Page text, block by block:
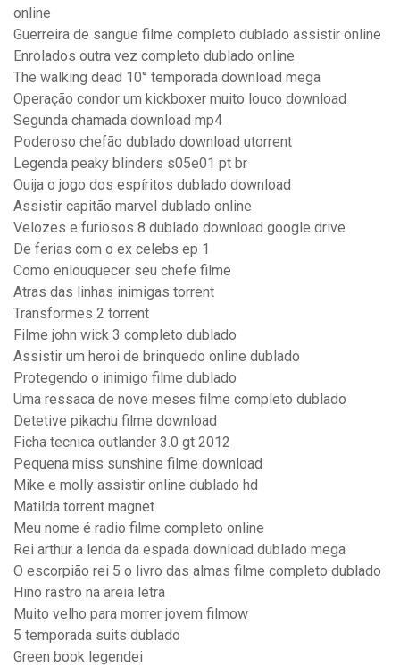
online
Guerreira de sangue filme completo dublado assistir online
Enrolados outra vez completo dublado online
The walking dead 10° temporada download mega
Operação condor um kickboxer muito louco download
Segunda chamada download mp4
Poderoso chefão dublado download utorrent
Legenda peaky blinders s05e01 pt br
Ouija o jogo dos espíritos dublado download
Assistir capitão marvel dublado online
Velozes e furiosos 8 dublado download google drive
De ferias com o ex celebs ep 1
Como enlouquecer seu chefe filme
Atras das linhas inimigas torrent
Transformes 2 torrent
Filme john wick 3 completo dublado
Assistir um heroi de brinquedo online dublado
Protegendo o inimigo filme dublado
Uma ressaca de nove meses filme completo dublado
Detetive pikachu filme download
Ficha tecnica outlander 3.0 gt 2012
Pequena miss sunshine filme download
Mike e molly assistir online dublado hd
Matilda torrent magnet
Meu nome é radio filme completo online
Rei arthur a lenda da espada download dublado mega
O escorpião rei 5 o livro das almas filme completo dublado
Hino rastro na areia letra
Muito velho para morrer jovem filmow
5 temporada suits dublado
Green book legendei